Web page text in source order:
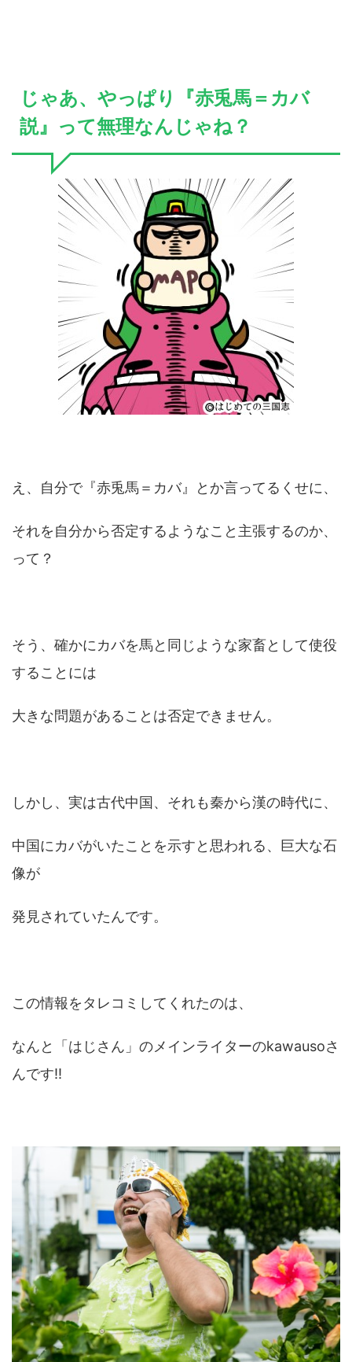
じゃあ、やっぱり『赤兎馬＝カバ
説』って無理なんじゃね？
え、自分で『赤兎馬＝カバ』とか言ってるくせに、
それを自分から否定するようなこと主張するのか、
って？
そう、確かにカバを馬と同じような家畜として使役
することには
大きな問題があることは否定できません。
しかし、実は古代中国、それも秦から漢の時代に、
中国にカバがいたことを示すと思われる、巨大な石
像が
発見されていたんです。
この情報をタレコミしてくれたのは、
なんと「はじさん」のメインライターのkawausoさ
んです!!